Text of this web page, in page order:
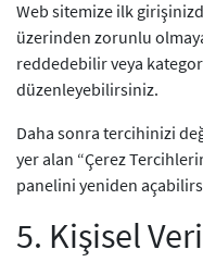
Web sitemize ilk
üzerinden zorunlu
reddedebilir veya
düzenleyebilirsiniz.
Daha sonra tercihinizi
yer alan “Çerez
panelini yeniden
5. Kişisel